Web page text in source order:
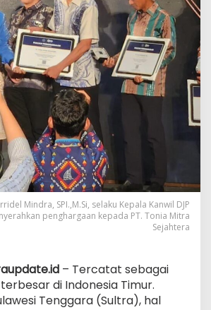
Mindra, SPI.,M.Si, selaku Kepala Kanwil DJP
penghargaan kepada PT. Tonia Mitra
Sejahtera
– Tercatat sebagai
di Indonesia Timur.
Tenggara (Sultra), hal